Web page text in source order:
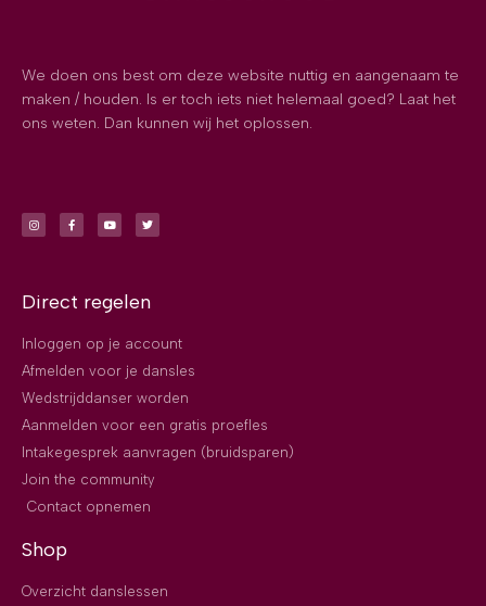
We doen ons best om deze website nuttig en aangenaam te
maken / houden. Is er toch iets niet helemaal goed? Laat het
ons weten. Dan kunnen wij het oplossen.
Direct regelen
Inloggen op je account
Afmelden voor je dansles
Wedstrijddanser worden
Aanmelden voor een gratis proefles
Intakegesprek aanvragen (bruidsparen)
Join the community
Contact opnemen
Shop
Overzicht danslessen